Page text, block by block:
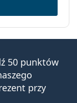
50 punktów
przy